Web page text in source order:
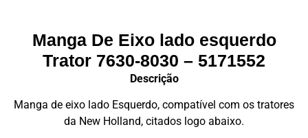
Manga De Eixo lado esquerdo
Trator 7630-8030 – 5171552
Descrição
Manga de eixo lado Esquerdo, compatível com os tratores
da New Holland, citados logo abaixo.